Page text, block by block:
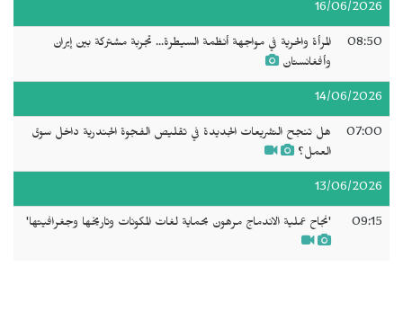
16/06/2026
08:50
المرأة والحرية في مواجهة أنظمة السيطرة... تجربة مشتركة بين إيران
وأفغانستان
14/06/2026
07:00
هل تنجح التشريعات الجديدة في تقليص الفجوة الجندرية داخل سوق
العمل؟
13/06/2026
09:15 'نجاح عملية الاندماج مرهون بحماية لغات المكونات وتاريخها وجغرافيتها'